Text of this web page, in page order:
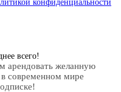
конфиденциальности
всего!
арендовать желанную
современном мире